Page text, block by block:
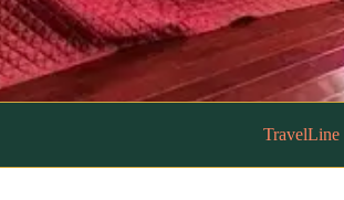
TravelLine